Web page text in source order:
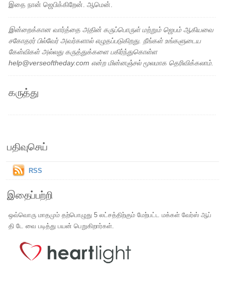
இதை நான் ஜெபிக்கிறேன். ஆமென்.
இன்றைக்கான வார்த்தை அதின் கருப்பொருள் மற்றும் ஜெபம் ஆகியவை
சகோதரர் பில்வேர் அவர்களால் எழுதப்படுகிறது. நீங்கள் உங்களுடைய
கேள்விகள் அல்லது கருத்துக்களை பகிர்ந்துகொள்ள
help@verseoftheday.com என்ற மின்னஞ்சல் மூலமாக தெரிவிக்கலாம்.
கருத்து
பதிவுசெய்
RSS
இதைப்பற்றி
ஒவ்வொரு மாதமும் தற்பொழுது 5 லட்சத்திற்கும் மேற்பட்ட மக்கள் வேர்ஸ் ஆப்
தி டே வை படித்து பயன் பெறுகிறார்கள்.